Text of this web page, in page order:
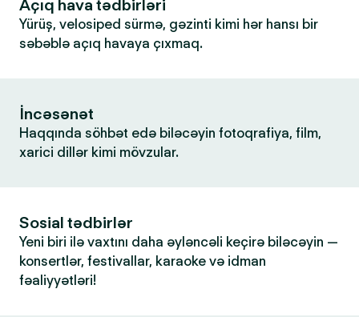
Açıq hava tədbirləri
Yürüş, velosiped sürmə, gəzinti kimi hər hansı bir
səbəblə açıq havaya çıxmaq.
İncəsənət
Haqqında söhbət edə biləcəyin fotoqrafiya, film,
xarici dillər kimi mövzular.
Sosial tədbirlər
Yeni biri ilə vaxtını daha əyləncəli keçirə biləcəyin —
konsertlər, festivallar, karaoke və idman
fəaliyyətləri!